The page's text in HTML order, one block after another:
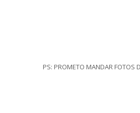
PS: PROMETO MANDAR FOTOS